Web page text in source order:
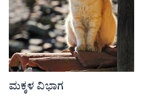
ಮಕ್ಕಳ ವಿಭಾಗ